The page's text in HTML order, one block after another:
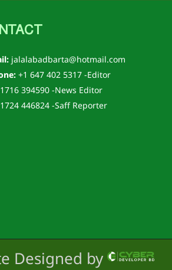
jalalabadbarta@hotmail.com
+1 647 402 5317 -Editor
394590 -News Editor
446824 -Saff Reporter
Designed by